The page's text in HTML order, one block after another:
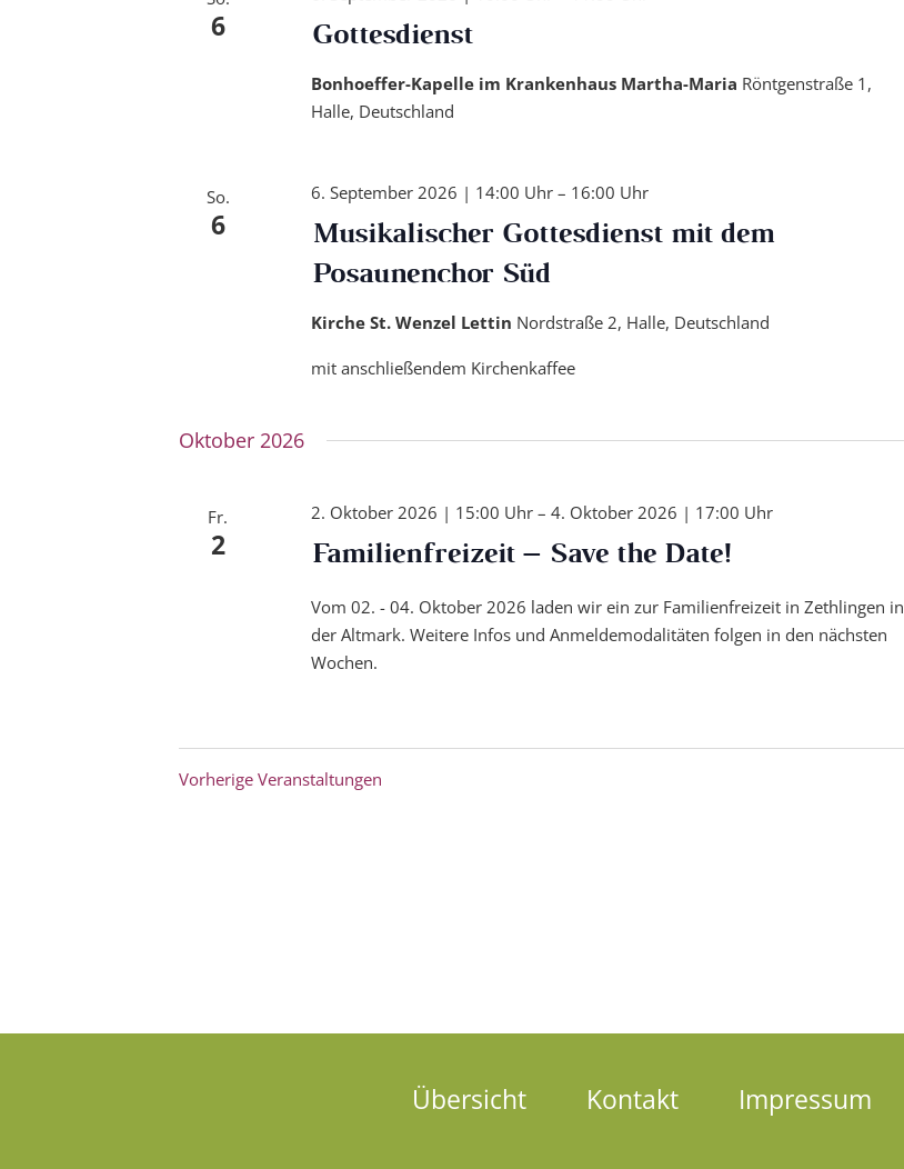
6 Gottesdienst
Bonhoeffer-Kapelle im Krankenhaus Martha-Maria Röntgenstraße 1,
Halle, Deutschland
So.
6
Musikalischer Gottesdienst mit dem
Posaunenchor Süd
6. September 2026 | 14:00 Uhr– 16:00 Uhr
Kirche St. Wenzel Lettin Nordstraße 2, Halle, Deutschland
mit anschließendem Kirchenkaffee
Oktober 2026
Fr.
2 Familienfreizeit – Save the Date!
2. Oktober 2026 | 15:00 Uhr– 4. Oktober 2026 | 17:00 Uhr
Vom 02. - 04. Oktober 2026 laden wir ein zur Familienfreizeit in Zethlingen in
der Altmark. Weitere Infos und Anmeldemodalitäten folgen in den nächsten
Wochen.
Vorherige Veranstaltungen
Übersicht Kontakt Impressum